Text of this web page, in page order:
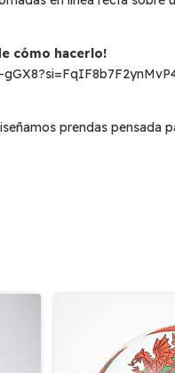
cómo hacerlo!
prendas pensada